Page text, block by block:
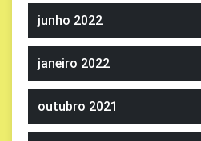
junho 2022
janeiro 2022
outubro 2021